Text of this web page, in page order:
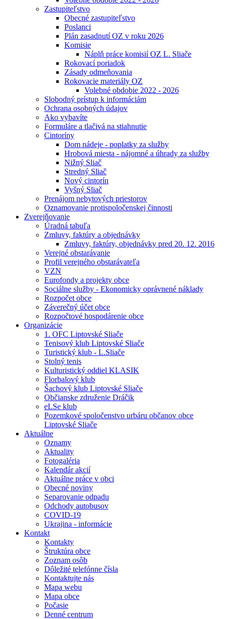
Zastupiteľstvo
Obecné zastupiteľstvo
Poslanci
Plán zasadnutí OZ v roku 2026
Komisie
Náplň práce komisií OZ L. Sliače
Rokovací poriadok
Zásady odmeňovania
Rokovacie materiály OZ
Volebné obdobie 2022 - 2026
Slobodný prístup k informáciám
Ochrana osobných údajov
Ako vybavíte
Formuláre a tlačivá na stiahnutie
Cintoríny
Dom nádeje - poplatky za služby
Hrobová miesta - nájomné a úhrady za služby
Nižný Sliač
Stredný Sliač
Nový cintorín
Vyšný Sliač
Prenájom nebytových priestorov
Oznamovanie protispoločenskej činnosti
Zverejňovanie
Úradná tabuľa
Zmluvy, faktúry a objednávky
Zmluvy, faktúry, objednávky pred 20. 12. 2016
Verejné obstarávanie
Profil verejného obstarávateľa
VZN
Eurofondy a projekty obce
Sociálne služby - Ekonomicky oprávnené náklady
Rozpočet obce
Záverečný účet obce
Rozpočtové hospodárenie obce
Organizácie
1. OFC Liptovské Sliače
Tenisový klub Liptovské Sliače
Turistický klub - L.Sliače
Stolný tenis
Kulturistický oddiel KLASIK
Florbalový klub
Šachový klub Liptovské Sliače
Občianske združenie Dráčik
eLSe klub
Pozemkové spoločenstvo urbáru občanov obce
Liptovské Sliače
Aktuálne
Oznamy
Aktuality
Fotogaléria
Kalendár akcií
Aktuálne práce v obci
Obecné noviny
Separovanie odpadu
Odchody autobusov
COVID-19
Ukrajina - informácie
Kontakt
Kontakty
Štruktúra obce
Zoznam osôb
Dôležité telefónne čísla
Kontaktujte nás
Mapa webu
Mapa obce
Počasie
Denné centrum